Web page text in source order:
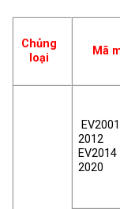
Chủng
loại
Mã
2012
EV2014
2020